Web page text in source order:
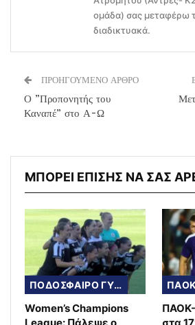
ομάδα) σας μεταφέρω
διαδικτυακά.
ΠΡΟΗΓΟΥΜΕΝΟ ΑΡΘΡΟ
Ο ”Προπονητής του
Καναπέ” στο Α-Ω
ΜΠΟΡΕΙ ΕΠΙΣΗΣ ΝΑ ΣΑΣ
ΠΟΔΟΣΦΑΙΡΟ ΓΥΝΑΙΚΩΝ
Women’s Champions
League: Πάλεψε ο
ΠΑΟΚ
ΠΑΟΚ-
στα